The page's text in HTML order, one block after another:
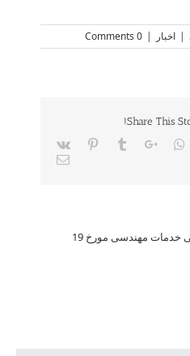
| اخبار |
0 Comments
Share This
Whatsapp
Google+
Tumblr
Pinterest
Vk
Email
دعوتنامه شرکت در پنل تخصصی خدمات مهندسی مورخ 19